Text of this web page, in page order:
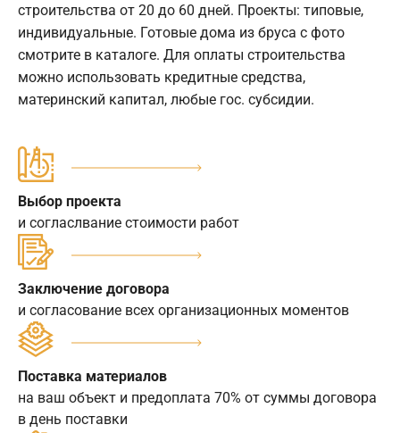
строительства от 20 до 60 дней. Проекты: типовые,
индивидуальные. Готовые дома из бруса с фото
смотрите в каталоге. Для оплаты строительства
можно использовать кредитные средства,
материнский капитал, любые гос. субсидии.
Выбор проекта
и согласлвание стоимости работ
Заключение договора
и согласование всех организационных моментов
Поставка материалов
на ваш объект и предоплата 70% от суммы договора
в день поставки